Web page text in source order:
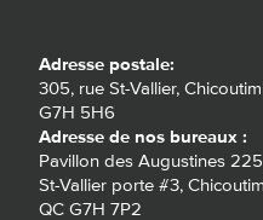
Adresse postale:
305, rue St-Vallier,
G7H 5H6
Adresse de nos bureaux :
Pavillon des Augustines
St-Vallier porte #3,
QC G7H 7P2